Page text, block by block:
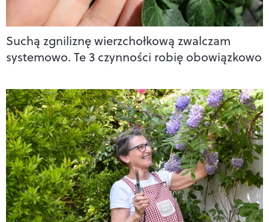
Suchą zgniliznę wierzchołkową zwalczam
systemowo. Te 3 czynności robię obowiązkowo